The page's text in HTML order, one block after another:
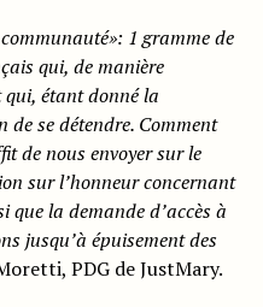
1 gramme de
qui, de manière
qui, étant donné la
se détendre. Comment
de nous envoyer sur le
sur l’honneur concernant
la demande d’accès à
jusqu’à épuisement des
PDG de JustMary.